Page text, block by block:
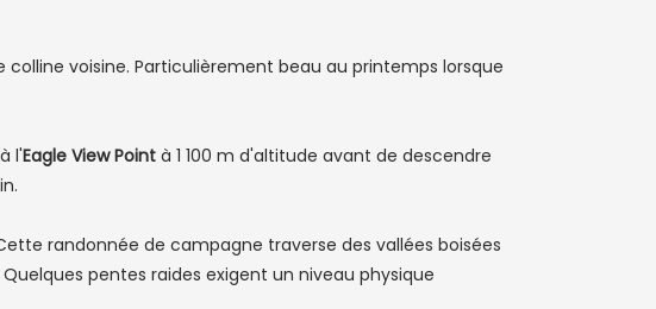
voisine. Particulièrement beau au printemps lorsque
l'Eagle View Point à 1 100 m d'altitude avant de descendre
randonnée de campagne traverse des vallées boisées
Quelques pentes raides exigent un niveau physique